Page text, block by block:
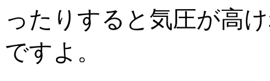
ったりすると気圧が高
ですよ。